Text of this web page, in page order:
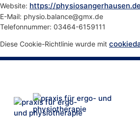
Website: https://physiosangerhausen.de
E-Mail: physio.balance@gmx.de
Telefonnummer: 03464-6159111
Diese Cookie-Richtlinie wurde mit